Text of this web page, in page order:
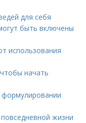
для себя
быть включены
использования
начать
формулировании
жизни